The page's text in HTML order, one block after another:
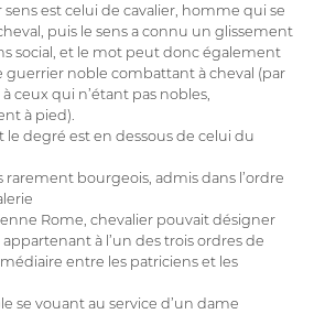
sens est celui de cavalier, homme qui se
puis le sens a connu un glissement
social, et le mot peut donc également
guerrier noble combattant à cheval (par
ceux qui n’étant pas nobles,
à pied).
le degré est en dessous de celui du
rarement bourgeois, admis dans l’ordre
Rome, chevalier pouvait désigner
à l’un des trois ordres de
entre les patriciens et les
se vouant au service d’un dame